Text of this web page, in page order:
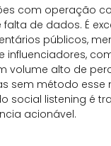
com operação
de dados. É
públicos,
influenciadores,
volume alto de
sem método esse
social listening é
acionável.